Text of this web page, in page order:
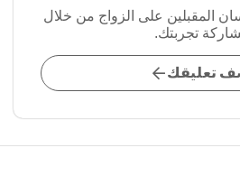
المقبلين على الزواج من خلال
تجربتك.
تعليقك